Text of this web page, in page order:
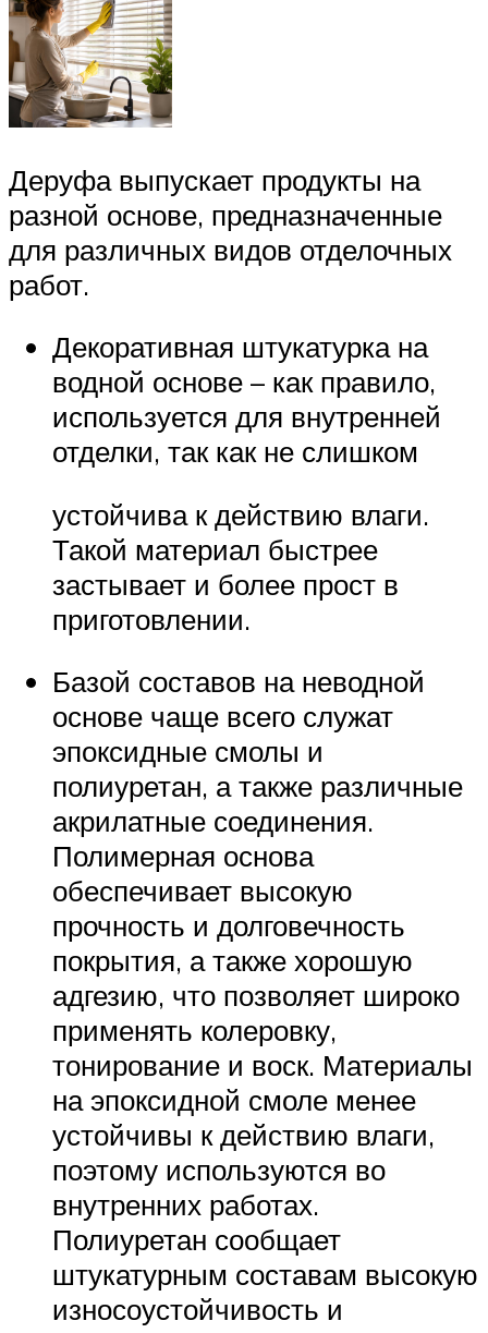
Деруфа выпускает продукты на
разной основе, предназначенные
для различных видов отделочных
работ.
Декоративная штукатурка на
водной основе – как правило,
используется для внутренней
отделки, так как не слишком
устойчива к действию влаги.
Такой материал быстрее
застывает и более прост в
приготовлении.
Базой составов на неводной
основе чаще всего служат
эпоксидные смолы и
полиуретан, а также различные
акрилатные соединения.
Полимерная основа
обеспечивает высокую
прочность и долговечность
покрытия, а также хорошую
адгезию, что позволяет широко
применять колеровку,
тонирование и воск. Материалы
на эпоксидной смоле менее
устойчивы к действию влаги,
поэтому используются во
внутренних работах.
Полиуретан сообщает
штукатурным составам высокую
износоустойчивость и